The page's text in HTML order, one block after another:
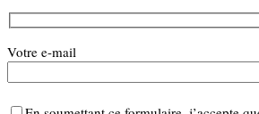
Votre e-mail